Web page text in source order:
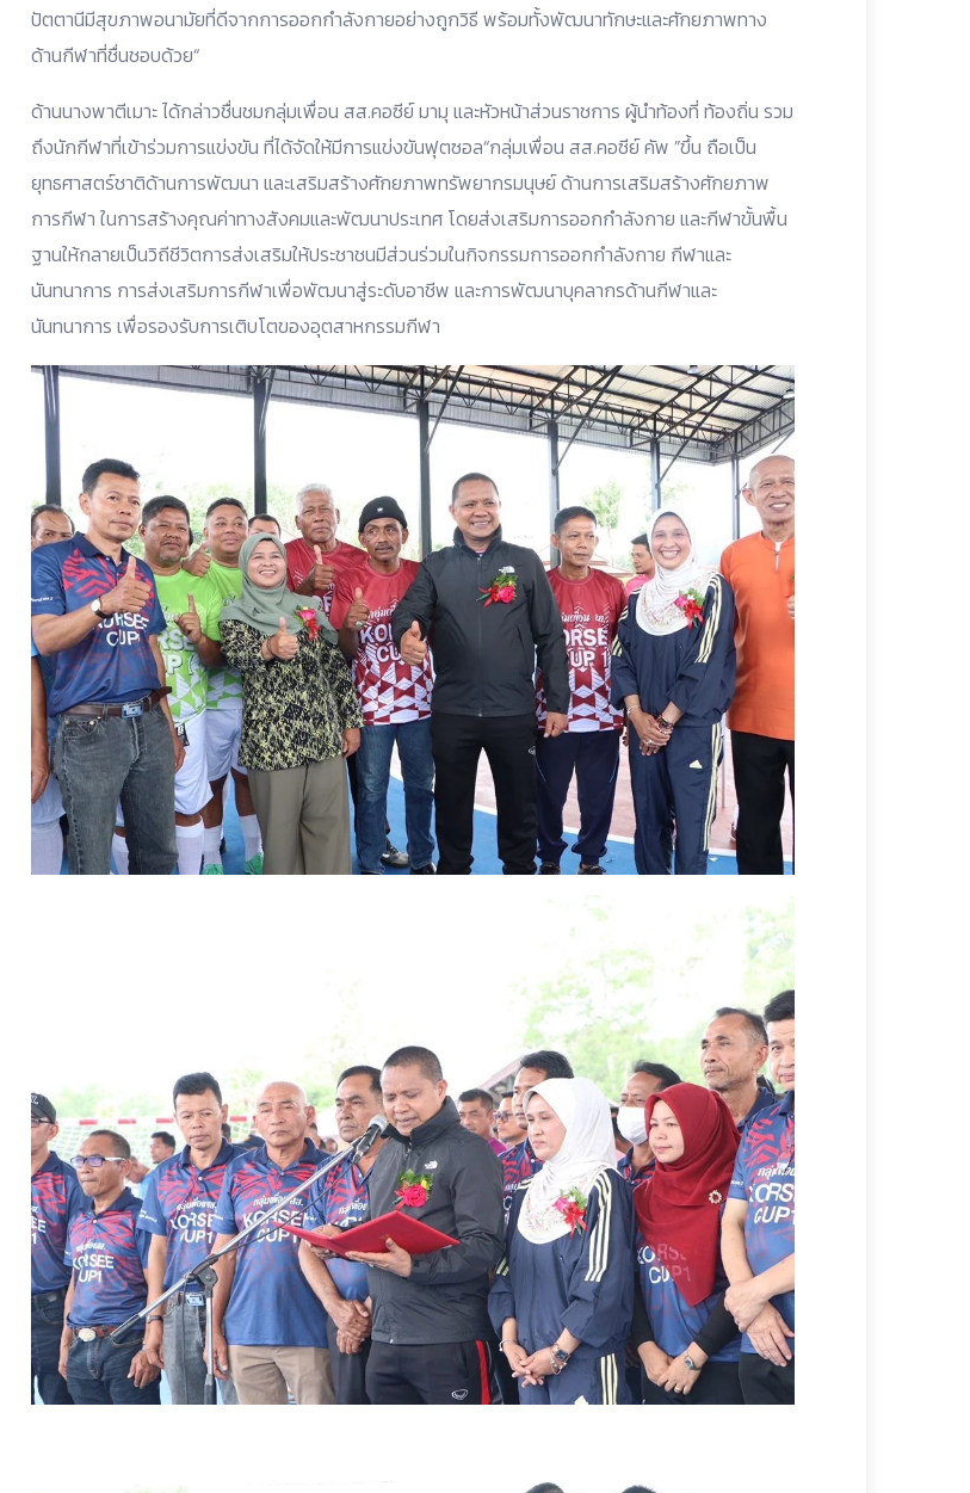
ปัตตานีมีสุขภาพอนามัยที่ดีจากการออกกำลังกายอย่างถูกวิธี พร้อมทั้งพัฒนาทักษะและศักยภาพทาง
ด้านกีฬาที่ชื่นชอบด้วย“
ด้านนางพาตีเมาะ ได้กล่าวชื่นชมกลุ่มเพื่อน สส.คอซีย์ มามุ และหัวหน้าส่วนราชการ ผู้นำท้องที่ ท้องถิ่น รวม
ถึงนักกีฬาที่เข้าร่วมการแข่งขัน ที่ได้จัดให้มีการแข่งขันฟุตซอล“กลุ่มเพื่อน สส.คอซีย์ คัพ ”ขึ้น ถือเป็น
ยุทธศาสตร์ชาติด้านการพัฒนา และเสริมสร้างศักยภาพทรัพยากรมนุษย์ ด้านการเสริมสร้างศักยภาพ
การกีฬา ในการสร้างคุณค่าทางสังคมและพัฒนาประเทศ โดยส่งเสริมการออกกำลังกาย และกีฬาขั้นพื้น
ฐานให้กลายเป็นวิถีชีวิตการส่งเสริมให้ประชาชนมีส่วนร่วมในกิจกรรมการออกกำลังกาย กีฬาและ
นันทนาการ การส่งเสริมการกีฬาเพื่อพัฒนาสู่ระดับอาชีพ และการพัฒนาบุคลากรด้านกีฬาและ
นันทนาการ เพื่อรองรับการเติบโตของอุตสาหกรรมกีฬา